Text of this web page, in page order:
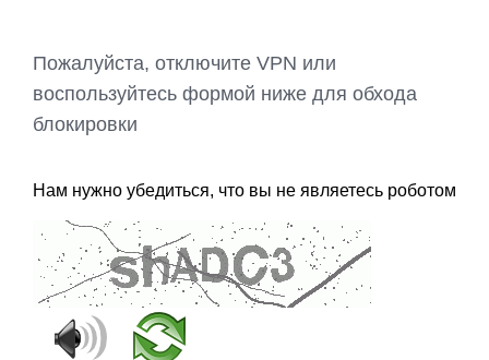
Пожалуйста, отключите VPN или
воспользуйтесь формой ниже для обхода
блокировки
Нам нужно убедиться, что вы не являетесь роботом